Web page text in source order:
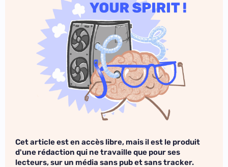
Cet article est en accès libre, mais il est le produit
d'une rédaction qui ne travaille que pour ses
lecteurs, sur un média sans pub et sans tracker.